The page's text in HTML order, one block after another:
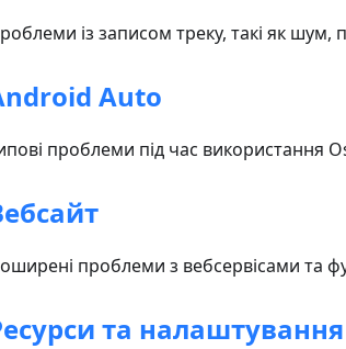
із записом треку, такі як шум,
Auto
проблеми під час використання
проблеми з вебсервісами та
та налаштування